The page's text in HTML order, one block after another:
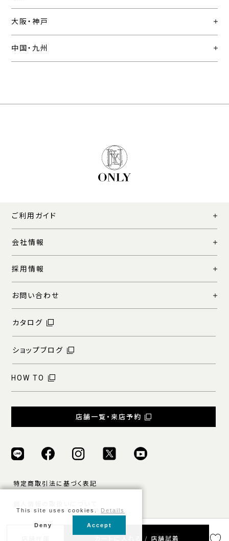
カートに入れる / 店舗試着
大阪・神戸
中国・九州
ご利用ガイド
会社情報
採用情報
お問い合わせ
カタログ
ショップブログ
HOW TO
店舗一覧・来店予約
特定商取引法に基づく表記
ご利用規約
This site uses cookies. Details
Deny Accept